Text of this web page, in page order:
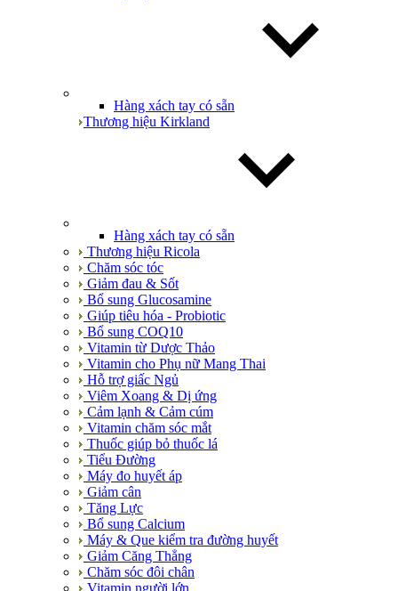
Hàng xách tay có sẵn
Thương hiệu Kirkland
Hàng xách tay có sẵn
Thương hiệu Ricola
Chăm sóc tóc
Giảm đau & Sốt
Bổ sung Glucosamine
Giúp tiêu hóa - Probiotic
Bổ sung COQ10
Vitamin từ Dược Thảo
Vitamin cho Phụ nữ Mang Thai
Hỗ trợ giấc Ngủ
Viêm Xoang & Dị ứng
Cảm lạnh & Cảm cúm
Vitamin chăm sóc mắt
Thuốc giúp bỏ thuốc lá
Tiểu Đường
Máy đo huyết áp
Giảm cân
Tăng Lực
Bổ sung Calcium
Máy & Que kiểm tra đường huyết
Giảm Căng Thẳng
Chăm sóc đôi chân
Vitamin người lớn